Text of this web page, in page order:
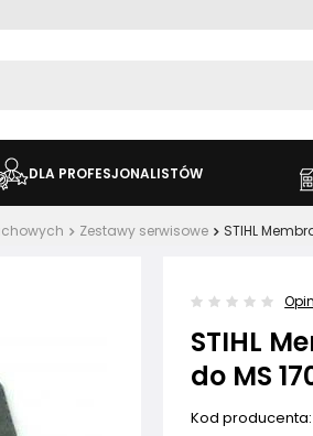
DLA PROFESJONALISTÓW
Zestawy serwisowe STIHL
STIHL
do MS
Kod